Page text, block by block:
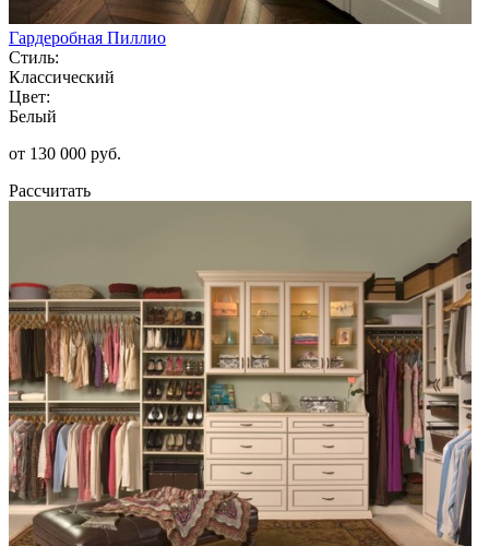
Гардеробная Пиллио
Стиль:
Классический
Цвет:
Белый
от 130 000 руб.
Рассчитать